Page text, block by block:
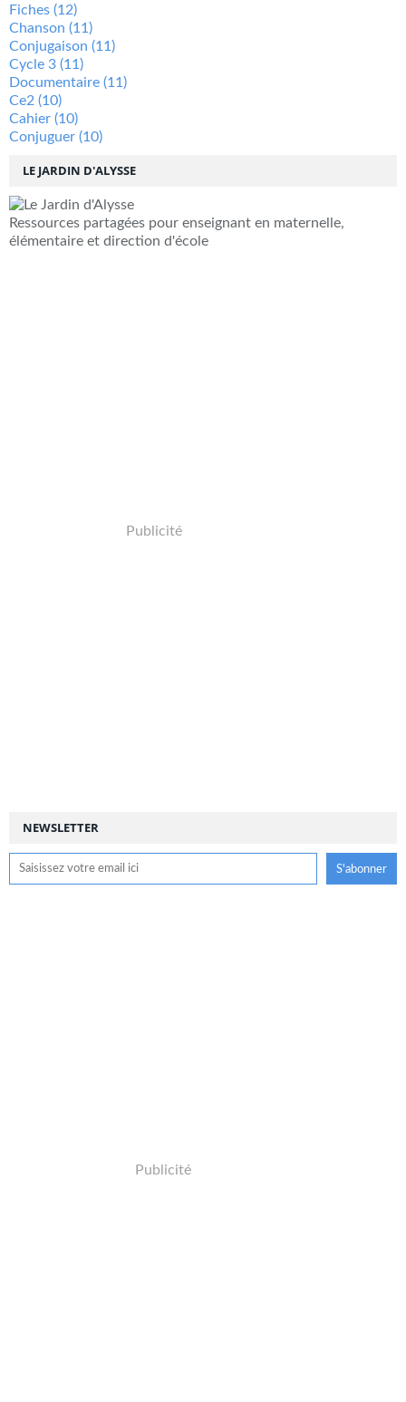
NEWSLETTER
LE JARDIN D'ALYSSE
Ressources partagées pour enseignant en maternelle,
élémentaire et direction d'école
Publicité
Fiches (12)
Chanson (11)
Conjugaison (11)
Cycle 3 (11)
Documentaire (11)
Ce2 (10)
Cahier (10)
Conjuguer (10)
Publicité